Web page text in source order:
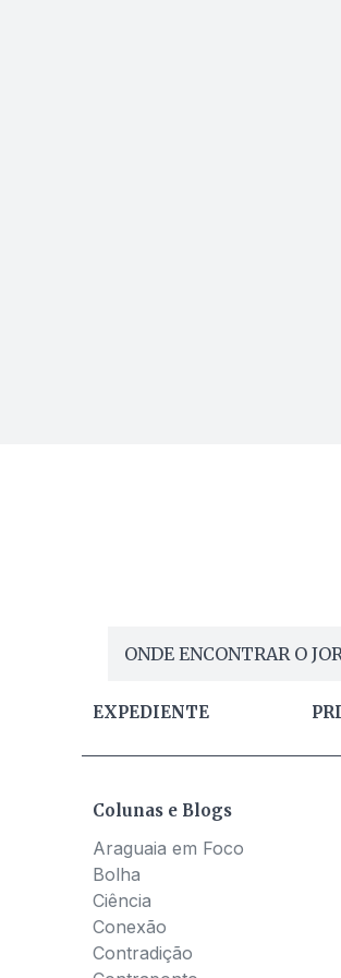
ONDE ENCONTRAR O
EXPEDIENTE
Colunas e Blogs
Araguaia em Foco
Bolha
Ciência
Conexão
Contradição